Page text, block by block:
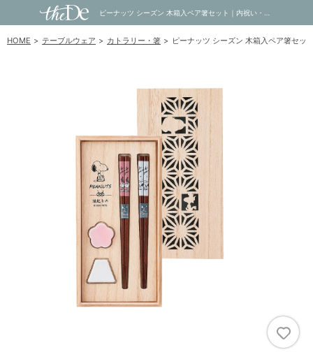
HOME テーブルウェア カトラリー・箸 ピーナッツ シーズン 木箱入ペア箸セッ